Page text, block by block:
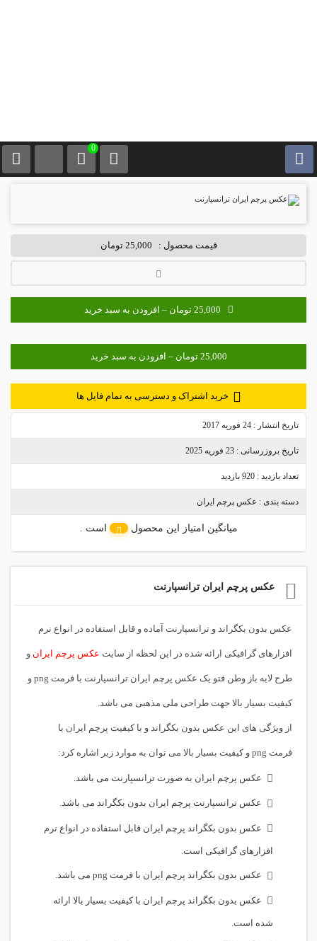
0
قیمت محصول : 25,000 تومان
25,000 تومان – افزودن به سبد خرید
خرید اشتراک و دسترسی به تمام فایل ها
تاریخ انتشار : 24 فوریه 2017
تاریخ بروزرسانی : 23 فوریه 2025
تعداد بازدید : 920 بازدید
دسته بندی : عکس پرچم ایران
میانگین امتیاز این محصول است .
عکس پرچم ایران ترانسپارنت
عکس بدون بکگراند و ترانسپارنت آماده و قابل استفاده در انواع نرم
افزارهای گرافیکی ارائه شده در این لحظه از سایت عکس پرچم ایران و
طرح لایه باز وطن فتو یک عکس پرچم ایران ترانسپارنت با فرمت png و
کیفیت بسیار بالا جهت طراحی ملی مذهبی می باشد.
از ویژگی های این عکس بدون بکگراند و با کیفیت پرچم ایران با
فرمت png و کیفیت بسیار بالا می توان به موارد زیر اشاره کرد:
عکس پرچم ایران به صورت ترانسپارنت می باشد.
عکس ترانسپارنت پرچم ایران بدون بکگراند می باشد.
عکس بدون بکگراند پرچم ایران قابل استفاده در انواع نرم
افزارهای گرافیکی است.
عکس بدون بکگراند پرچم ایران با فرمت png می باشد.
عکس بدون بکگراند پرچم ایران با کیفیت بسیار بالا ارائه
شده است.